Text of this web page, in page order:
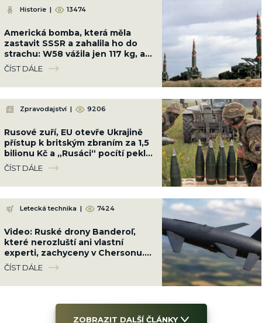
Historie | 13474
Americká bomba, která měla
zastavit SSSR a zahalila ho do
strachu: W58 vážila jen 117 kg, ale
měla sílu 200 kilotun
ČÍST DÁLE
Zpravodajství | 9206
Rusové zuří, EU otevře Ukrajině
přístup k britským zbraním za 1,5
bilionu Kč a „Rusáci“ pocítí peklo
na zemi
ČÍST DÁLE
Letecká technika | 7424
Video: Ruské drony Banderoľ,
které nerozluští ani vlastní
experti, zachyceny v Chersonu.
Ukrajinci se proti ni neumí bránit
ČÍST DÁLE
ZOBRAZIT DALŠÍ ČLÁNKY